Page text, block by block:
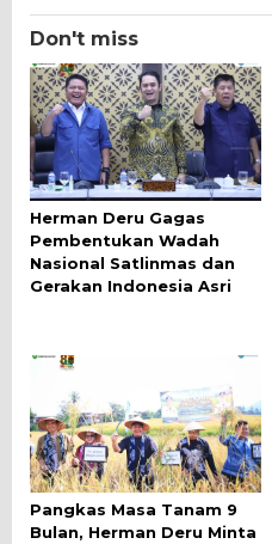
Don't miss
Herman Deru Gagas
Pembentukan Wadah
Nasional Satlinmas dan
Gerakan Indonesia Asri
Pangkas Masa Tanam 9
Bulan, Herman Deru Minta